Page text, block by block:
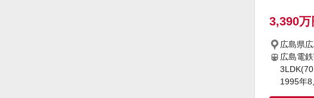
3,390万
広島県
広島電
1995年